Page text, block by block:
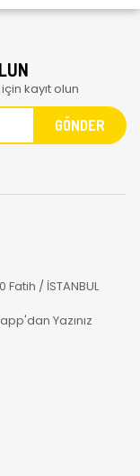
kayıt olun
/ İSTANBUL
Yazınız